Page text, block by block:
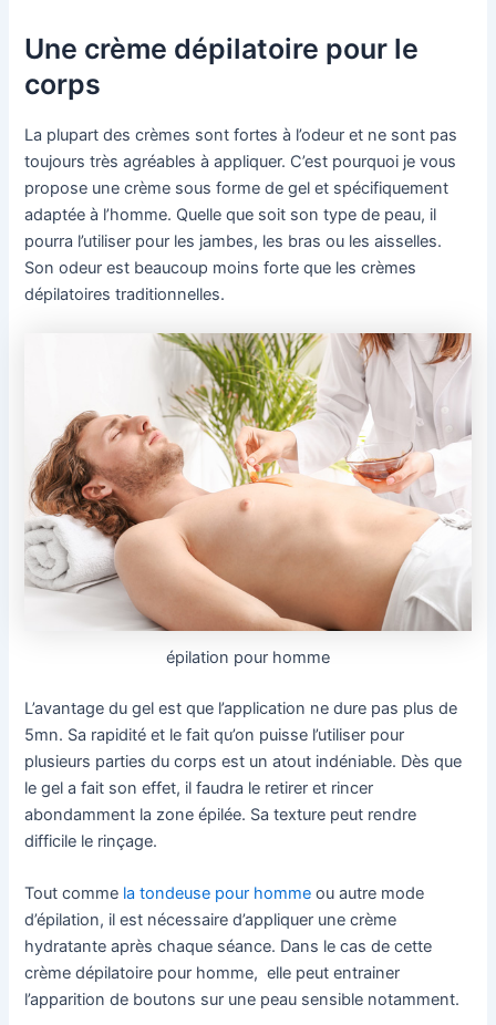
Une crème dépilatoire pour le
corps
La plupart des crèmes sont fortes à l’odeur et ne sont pas
toujours très agréables à appliquer. C’est pourquoi je vous
propose une crème sous forme de gel et spécifiquement
adaptée à l’homme. Quelle que soit son type de peau, il
pourra l’utiliser pour les jambes, les bras ou les aisselles.
Son odeur est beaucoup moins forte que les crèmes
dépilatoires traditionnelles.
épilation pour homme
L’avantage du gel est que l’application ne dure pas plus de
5mn. Sa rapidité et le fait qu’on puisse l’utiliser pour
plusieurs parties du corps est un atout indéniable. Dès que
le gel a fait son effet, il faudra le retirer et rincer
abondamment la zone épilée. Sa texture peut rendre
difficile le rinçage.
Tout comme la tondeuse pour homme ou autre mode
d’épilation, il est nécessaire d’appliquer une crème
hydratante après chaque séance. Dans le cas de cette
crème dépilatoire pour homme, elle peut entrainer
l’apparition de boutons sur une peau sensible notamment.